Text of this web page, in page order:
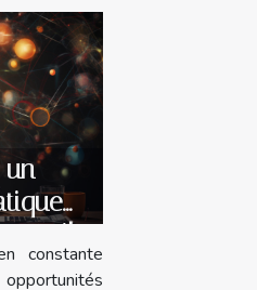
un
outils
constante